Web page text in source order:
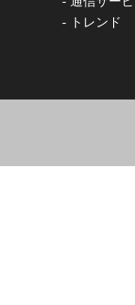
-
トレンド